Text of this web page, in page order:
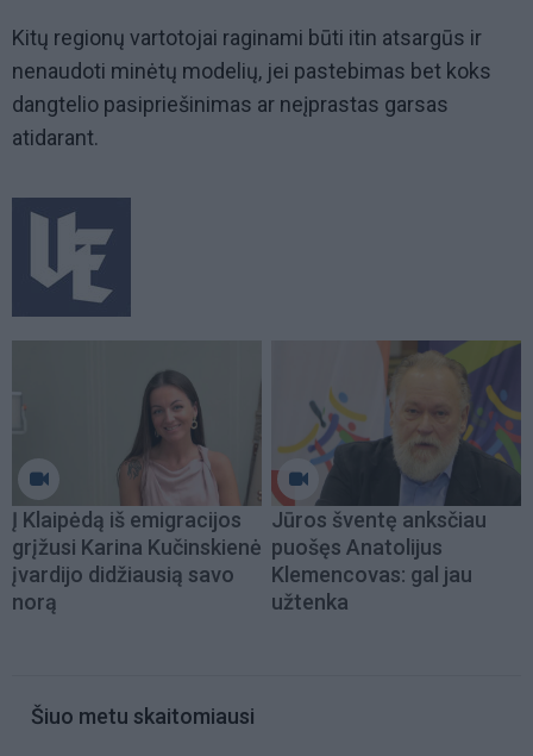
Kitų regionų vartotojai raginami būti itin atsargūs ir
nenaudoti minėtų modelių, jei pastebimas bet koks
dangtelio pasipriešinimas ar neįprastas garsas
atidarant.
Į Klaipėdą iš emigracijos
grįžusi Karina Kučinskienė
įvardijo didžiausią savo
norą
Jūros šventę anksčiau
puošęs Anatolijus
Klemencovas: gal jau
užtenka
Šiuo metu skaitomiausi